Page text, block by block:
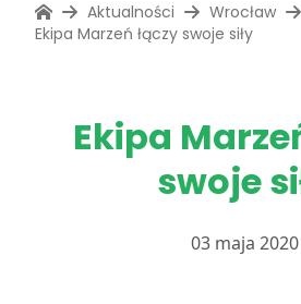
Aktualności
Wrocław
Ekipa Marzeń łączy swoje siły
Ekipa
swoje
03 maja 2020